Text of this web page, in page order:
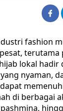
fashion
terutama
lokal hadir
nyaman,
di berbagai